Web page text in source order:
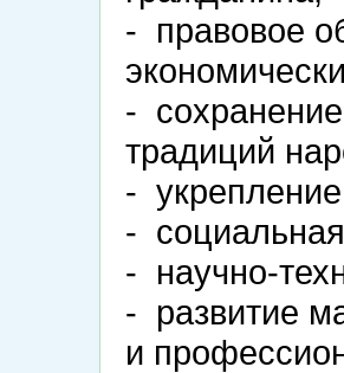
- правовое
-
традиций
-
-
- научно-
- развитие
и